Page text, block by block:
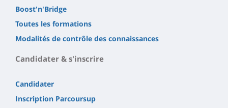
Boost'n'Bridge
Toutes les formations
Modalités de contrôle des connaissances
Candidater & s'inscrire
Candidater
Inscription Parcoursup